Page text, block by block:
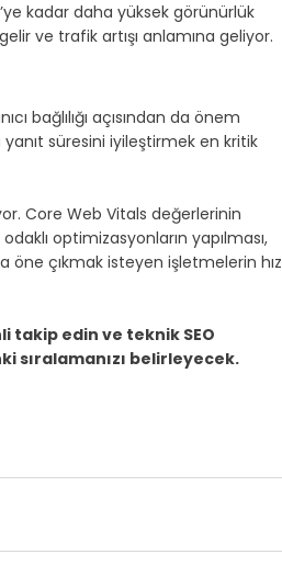
kadar daha yüksek görünürlük
ve trafik artışı anlamına geliyor.
bağlılığı açısından da önem
süresini iyileştirmek en kritik
Core Web Vitals değerlerinin
optimizasyonların yapılması,
öne çıkmak isteyen işletmelerin hız
takip edin ve teknik SEO
sıralamanızı belirleyecek.